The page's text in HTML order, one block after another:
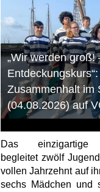
„Wir werden groß!
Zusammenhalt im
(04.08.2026) auf
Das einzigartige
begleitet zwölf
vollen Jahrzehnt auf
sechs Mädchen und